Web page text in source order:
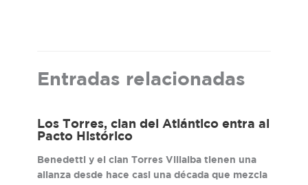
Entradas relacionadas
Los Torres, clan del Atlántico entra al
Pacto Histórico
Benedetti y el clan Torres Villalba tienen una
alianza desde hace casi una década que mezcla